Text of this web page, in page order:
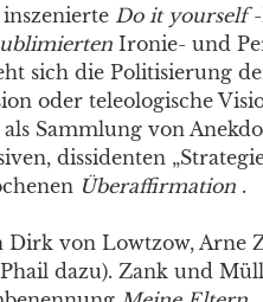
Do it yourself-
Ironie- und
sich die Politisierung
oder teleologische
Sammlung von
dissidenten
Überaffirmation .
von Lowtzow, Arne
dazu). Zank und